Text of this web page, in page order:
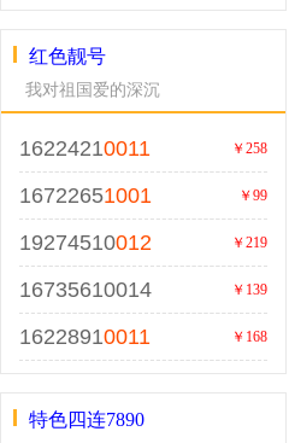
红色靓号
我对祖国爱的深沉
16224210011 ￥258
16722651001 ￥99
19274510012 ￥219
16735610014 ￥139
16228910011 ￥168
特色四连7890